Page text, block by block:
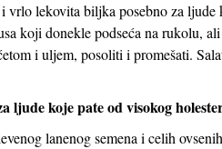
vrlo lekovita biljka posebno za
koji donekle podseća na rukolu,
i uljem, posoliti i promešati.
ljude koje pate od visokog
lanenog semena i celih